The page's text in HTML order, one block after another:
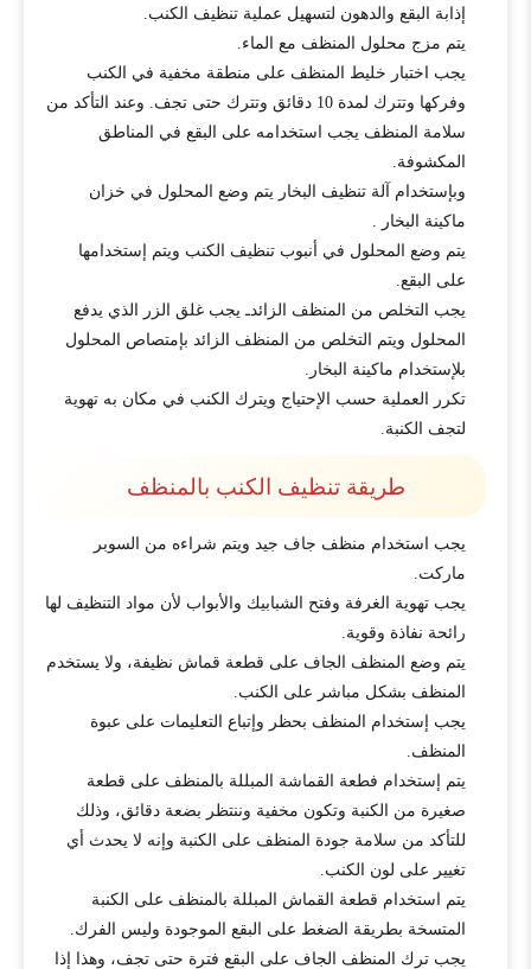
إذابة البقع والدهون لتسهيل عملية تنظيف الكنب.
يتم مزج محلول المنظف مع الماء.
يجب اختبار خليط المنظف على منطقة مخفية في الكنب
وفركها وتترك لمدة 10 دقائق وتترك حتى تجف. وعند التأكد من
سلامة المنظف يجب استخدامه على البقع في المناطق
المكشوفة.
وبإستخدام آلة تنظيف البخار يتم وضع المحلول في خزان
ماكينة البخار .
يتم وضع المحلول في أنبوب تنظيف الكنب ويتم إستخدامها
على البقع.
يجب التخلص من المنظف الزائدـ يجب غلق الزر الذي يدفع
المحلول ويتم التخلص من المنظف الزائد بإمتصاص المحلول
بلإستخدام ماكينة البخار.
تكرر العملية حسب الإحتياج ويترك الكنب في مكان به تهوية
لتجف الكنبة.
طريقة تنظيف الكنب بالمنظف
يجب استخدام منظف جاف جيد ويتم شراءه من السوبر
ماركت.
يجب تهوية الغرفة وفتح الشبابيك والأبواب لأن مواد التنظيف لها
رائحة نفاذة وقوية.
يتم وضع المنظف الجاف على قطعة قماش نظيفة، ولا يستخدم
المنظف بشكل مباشر على الكنب.
يجب إستخدام المنظف بحظر وإتباع التعليمات على عبوة
المنظف.
يتم إستخدام فطعة القماشة المبللة بالمنظف على قطعة
صغيرة من الكنبة وتكون مخفية وننتظر بضعة دقائق، وذلك
للتأكد من سلامة جودة المنظف على الكنبة وإنه لا يحدث أي
تغيير على لون الكنب.
يتم استخدام قطعة القماش المبللة بالمنظف على الكنبة
المتسخة بطريقة الضغط على البقع الموجودة وليس الفرك.
يجب ترك المنظف الجاف على البقع فترة حتى تجف، وهذا إذا